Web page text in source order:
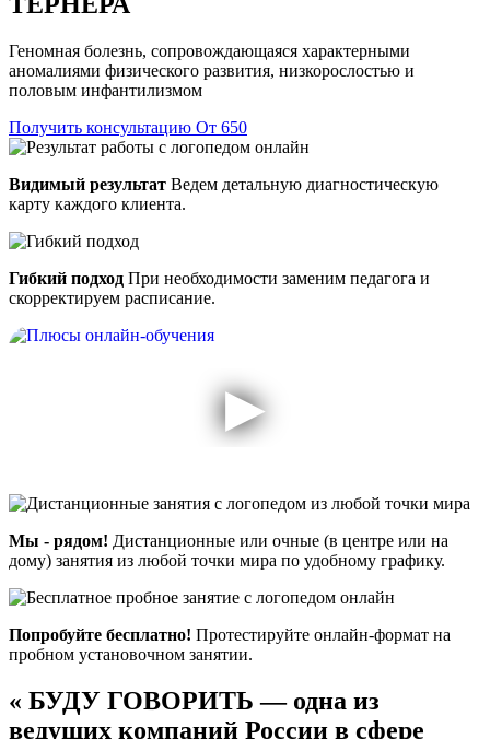
Геномная болезнь, сопровождающаяся характерными
аномалиями физического развития, низкорослостью и
половым инфантилизмом
Получить консультацию От 650
Видимый результат Ведем детальную диагностическую
карту каждого клиента.
Гибкий подход При необходимости заменим педагога и
скорректируем расписание.
Мы - рядом! Дистанционные или очные (в центре или на
дому) занятия из любой точки мира по удобному графику.
Попробуйте бесплатно! Протестируйте онлайн-формат на
пробном установочном занятии.
« БУДУ ГОВОРИТЬ — одна из
ведущих компаний России в сфере